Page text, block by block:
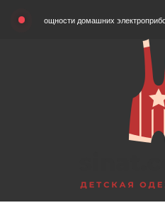
мощности домашних электроприборов